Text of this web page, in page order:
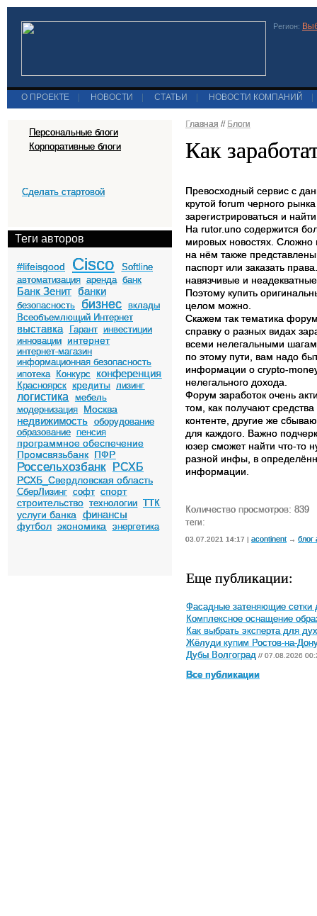
Регион:
О ПРОЕКТЕ НОВОСТИ СТАТЬИ НОВОСТИ КОМПАНИЙ
Персональные блоги
Корпоративные блоги
Сделать стартовой
Теги авторов
#lifeisgood Cisco
Softline
автоматизация аренда банк
Банк Зенит банки
безопасность бизнес
вклады
Всеобъемлющий Интернет
выставка Гарант инвестиции
инновации
интернет
интернет-магазин
информационная безопасность
ипотека
Конкурс конференция
Красноярск кредиты лизинг
логистика
мебель
модернизация
Москва
недвижимость оборудование
образование пенсия
программное обеспечение
Промсвязьбанк ПФР
Россельхозбанк РСХБ
РСХБ_Свердловская область
СберЛизинг софт спорт
строительство технологии ТТК
услуги банка финансы
футбол экономика энергетика
Главная // Блоги
Как
Превосходный сервис с
крутой forum черного
зарегистрироваться и
На rutor.uno содержится
мировых новостях. Сложно
на нём также
паспорт или заказать
навязчивые и
Поэтому купить
целом можно.
Скажем так тематика
справку о разных видах
всеми нелегальными
по этому пути, вам надо
информации о crypto-
нелегального дохода.
Форум заработок очень
том, как получают
контенте, другие же
для каждого. Важно
юзер сможет найти что-то
разной инфы, в
информации.
Количество просмотров: 839
теги:
03.07.2021 14:17 | acontinent → блог
Еще публикации:
Фасадные затеняющие сетки
Комплексное оснащение
Как выбрать эксперта для
Жёлуди купим Ростов-на-
Дубы Волгоград // 07.08.2026
Все публикации